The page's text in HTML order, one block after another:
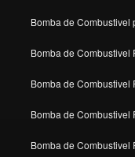
Bomba de Combustivel
Bomba de Combustivel
Bomba de Combustivel
Bomba de Combustivel
Bomba de Combustivel